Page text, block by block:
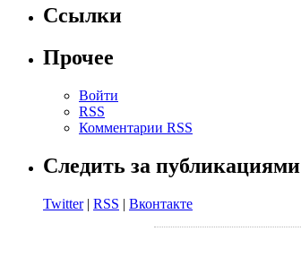
Ссылки
Прочее
Войти
RSS
Комментарии RSS
Следить за публикациями
Twitter| RSS | Вконтакте